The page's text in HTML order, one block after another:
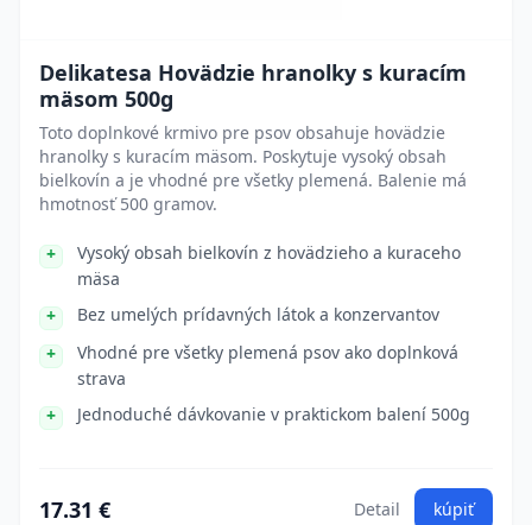
Delikatesa Hovädzie hranolky s kuracím
mäsom 500g
Toto doplnkové krmivo pre psov obsahuje hovädzie
hranolky s kuracím mäsom. Poskytuje vysoký obsah
bielkovín a je vhodné pre všetky plemená. Balenie má
hmotnosť 500 gramov.
Vysoký obsah bielkovín z hovädzieho a kuraceho
mäsa
Bez umelých prídavných látok a konzervantov
Vhodné pre všetky plemená psov ako doplnková
strava
Jednoduché dávkovanie v praktickom balení 500g
17.31 € Detail kúpiť